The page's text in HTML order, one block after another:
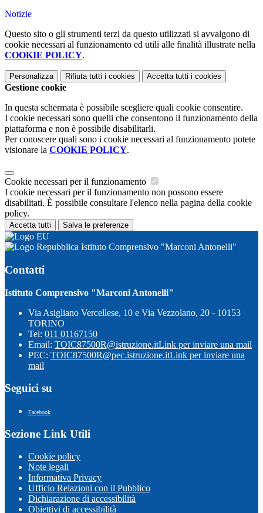
Notizie
Questo sito o gli strumenti terzi da questo utilizzati si avvalgono di
cookie necessari al funzionamento ed utili alle finalità illustrate nella
COOKIE POLICY.
Personalizza Rifiuta tutti i cookies Accetta tutti i cookies
Gestione cookie
In questa schermata è possibile scegliere quali cookie consentire.
I cookie necessari sono quelli che consentono il funzionamento della
piattaforma e non è possibile disabilitarli.
Per conoscere quali sono i cookie necessari al funzionamento potete
visionare la COOKIE POLICY.
Cookie necessari per il funzionamento
I cookie necessari per il funzionamento non possono essere
disabilitati. È possibile consultare l'elenco nella pagina della cookie
policy.
Accetta tutti Salva le preferenze
Istituto Comprensivo "Marconi Antonelli"
Contatti
Istituto Comprensivo "Marconi Antonelli"
Via Asigliano Vercellese, 10 e Via Vezzolano, 20 - 10153
TORINO
Tel: 011 01167150
Email: TOIC87500R@istruzione.itLink per inviare una mail
PEC: TOIC87500R@pec.istruzione.itLink per inviare una
mail
Seguici su
Facebook
Sezione Link Utili
Cookie policy
Note legali
Informativa Privacy
Ufficio Relazioni con il Pubblico
Dichiarazione di accessibilità
Obiettivi di accessibilità